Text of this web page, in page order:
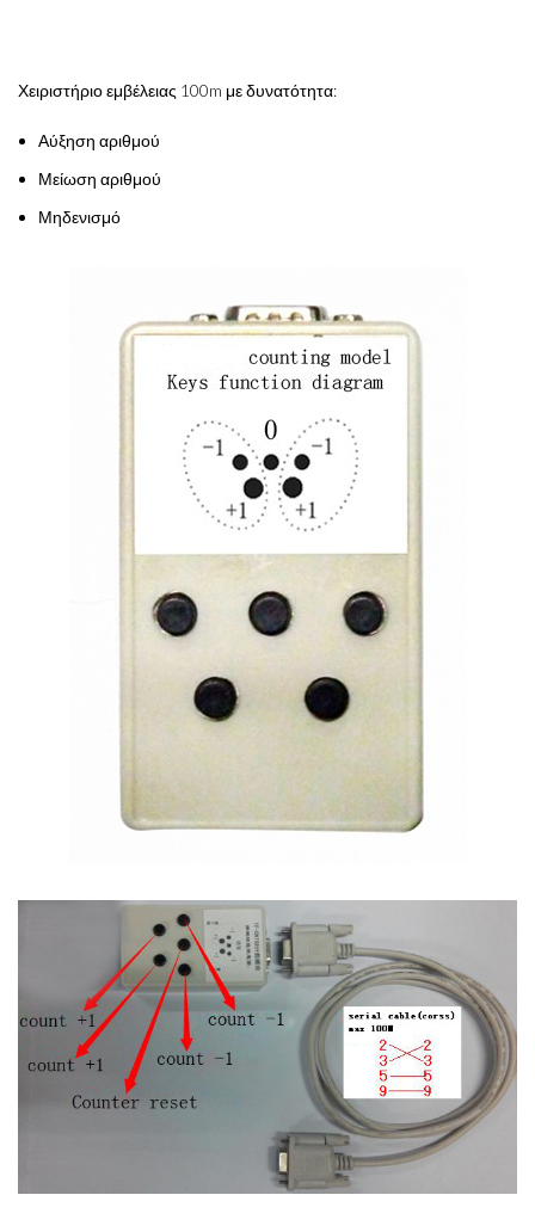
Χειριστήριο εμβέλειας 100m με δυνατότητα:
Αύξηση αριθμού
Μείωση αριθμού
Μηδενισμό